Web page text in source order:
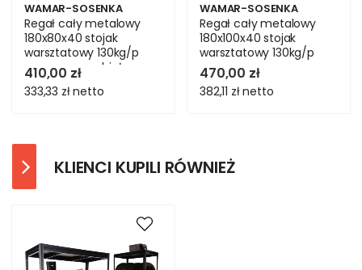
WAMAR-SOSENKA
Regał cały metalowy
180x80x40 stojak
warsztatowy 130kg/p
magazynowy biały
410,00 zł
333,33 złnetto
WAMAR-SOSENKA
Regał cały metalowy
180x100x40 stojak
warsztatowy 130kg/p
magazynowy czarny
470,00 zł
382,11 złnetto
KLIENCI KUPILI RÓWNIEŻ